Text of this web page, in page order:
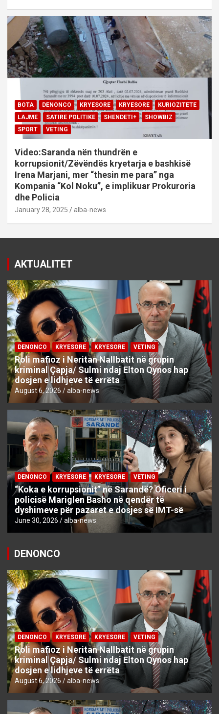
BOTA DENONCO KRYESORE KRYESORE
KURIOZITETE
LAJME
SATIRE POLITIKE SHENDETI+
SHOWBIZ
SPORT
VETING
Video:Saranda nën thundrën e
korrupsionit/Zëvëndës kryetarja e bashkisë
Irena Marjani, mer “thesin me para” nga
Kompania “Kol Noku”, e implikuar Prokuroria
dhe Policia
January 28, 2025 alba-news
AKTUALITET
DENONCO KRYESORE KRYESORE VETING
Roli mafioz i Neritan Nallbatit në grupin
kriminal Çapja/ Sulmi ndaj Elton Qynos hap
dosjen e lidhjeve të errëta
August 6, 2026 alba-news
DENONCO KRYESORE KRYESORE VETING
“Koka e korrupsionit” në Sarandë? Oficeri i
policisë Mariglen Basho në qendër të
dyshimeve për pazaret e dosjes së IMT-së
June 30, 2026 alba-news
DENONCO
DENONCO KRYESORE KRYESORE VETING
Roli mafioz i Neritan Nallbatit në grupin
kriminal Çapja/ Sulmi ndaj Elton Qynos hap
dosjen e lidhjeve të errëta
August 6, 2026 alba-news